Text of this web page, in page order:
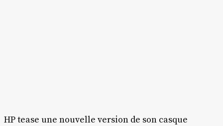
HP tease une nouvelle version de son casque